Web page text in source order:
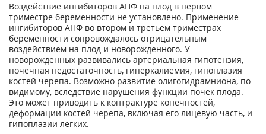
Воздействие ингибиторов АПФ на плод в первом
триместре беременности не установлено. Применение
ингибиторов АПФ во втором и третьем триместрах
беременности сопровождалось отрицательным
воздействием на плод и новорожденного. У
новорожденных развивались артериальная гипотензия,
почечная недостаточность, гиперкалиемия, гипоплазия
костей черепа. Возможно развитие олигогидрамниона, по-
видимому, вследствие нарушения функции почек плода.
Это может приводить к контрактуре конечностей,
деформации костей черепа, включая его лицевую часть, и
гипоплазии легких.